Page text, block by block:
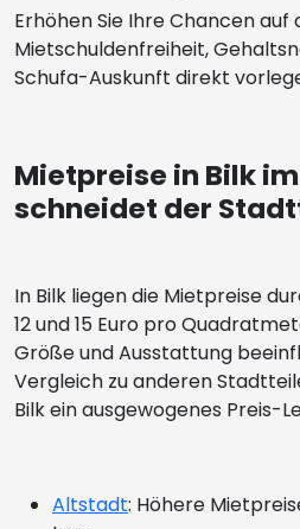
Erhöhen Sie Ihre Chancen auf
Mietschuldenfreiheit,
Schufa-Auskunft direkt
Mietpreise in Bilk
schneidet der
In Bilk liegen die Mietpreise
12 und 15 Euro pro
Größe und Ausstattung
Vergleich zu anderen
Bilk ein ausgewogenes Preis-
Altstadt: Höhere